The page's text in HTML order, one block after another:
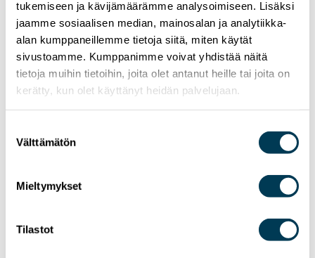
tukemiseen ja kävijämäärämme analysoimiseen. Lisäksi
jaamme sosiaalisen median, mainosalan ja analytiikka-
alan kumppaneillemme tietoja siitä, miten käytät
sivustoamme. Kumppanimme voivat yhdistää näitä
tietoja muihin tietoihin, joita olet antanut heille tai joita on
kerätty, kun olet käyttänyt heidän palvelujaan.
valinta
Välttämätön
Mieltymykset
Tilastot
EU TAIWAN TEKNOLOGIA